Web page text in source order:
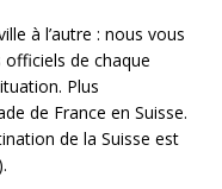
à l’autre : nous vous
de chaque
Plus
de France en Suisse.
de la Suisse est